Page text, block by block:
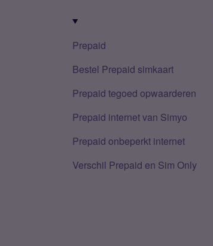
Prepaid
Bestel Prepaid simkaart
Prepaid tegoed opwaarderen
Prepaid internet van Simyo
Prepaid onbeperkt internet
Verschil Prepaid en Sim Only